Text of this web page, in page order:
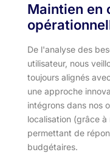
Maintien en
De l'analyse des
utilisateur, nous
toujours alignés
une approche
intégrons dans nos
localisation (grâce
permettant de
budgétaires.